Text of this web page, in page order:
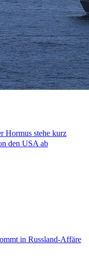
Hormus stehe kurz
den USA ab
in Russland-Affäre